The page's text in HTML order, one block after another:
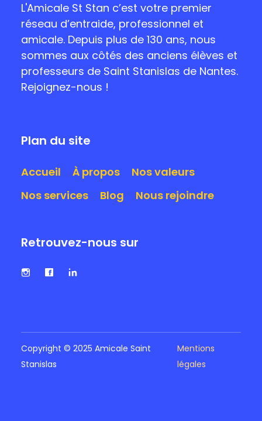
L'Amicale St Stan c’est votre premier
réseau d’entraide, professionnel et
amicale. Depuis plus de 130 ans, nous
sommes aux côtés des anciens élèves et
professeurs de Saint Stanislas de Nantes.
Rejoignez-nous !
Plan du site
Accueil À propos
Nos valeurs
Nos services
Blog Nous rejoindre
Retrouvez-nous sur
Copyright © 2025 Amicale Saint
Stanislas
Mentions
légales